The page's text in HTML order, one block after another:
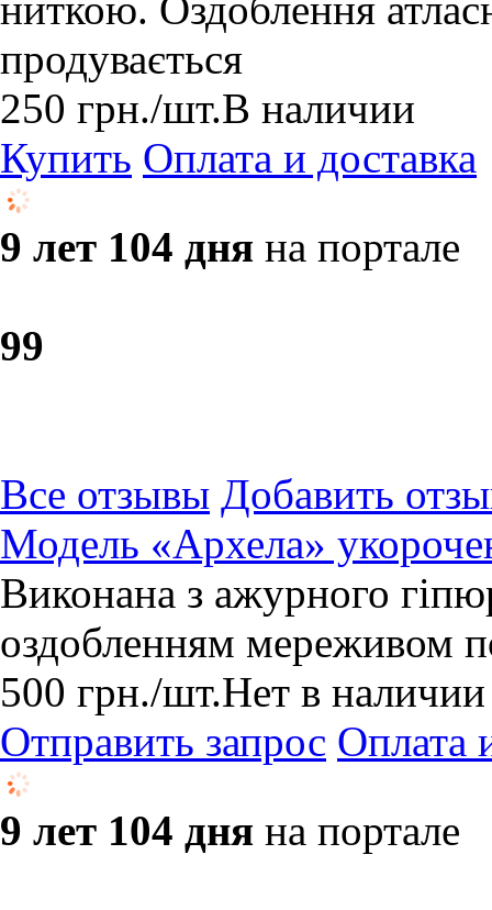
продувається
250 грн./шт.В наличии
Купить Оплата и доставка
9 лет 104 дня на портале
99
Все отзывы Добавить
Модель «Архела»
Виконана з ажурного
оздобленням мереживом
500 грн./шт.Нет в наличии
Отправить запрос Оплата
9 лет 104 дня на портале